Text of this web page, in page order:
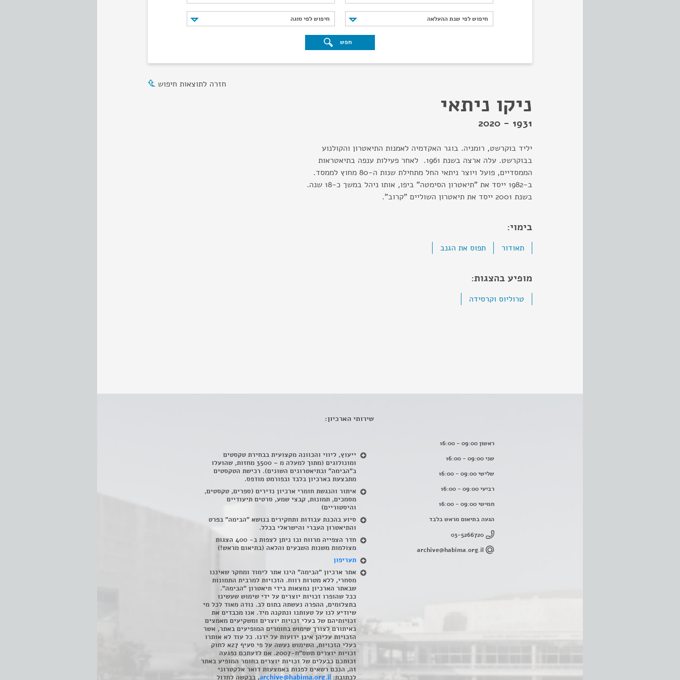
חיפוש לפי שנת ההעלאה
חיפוש לפי שנת ההעלאה חיפוש לפי סוגה
חיפוש לפי סוגה
חפש
חזרה לתוצאות חיפוש
ניקו ניתאי
1931 - 2020
יליד בוקרשט, רומניה. בוגר האקדמיה לאמנות התיאטרון והקולנוע
בבוקרשט. עלה ארצה בשנת 1961. לאחר פעילות ענפה בתיאטראות
הממסדיים, פועל ויוצר ניתאי החל מתחילת שנות ה-80 מחוץ לממסד.
ב-1982 ייסד את "תיאטרון הסימטה" ביפו, אותו ניהל במשך כ-18 שנה.
בשנת 2001 ייסד את תיאטרון השוליים "קרוב".
בימוי:
תאודור תפוס את הגנב
מופיע בהצגות:
טרוליוס וקרסידה
ראשון 09:00 - 16:00
שני 09:00 - 16:00
שלישי 09:00 - 16:00
רביעי 09:00 - 16:00
חמישי 09:00 - 16:00
הגעה בתיאום מראש בלבד
03-5266720
archive@habima.org.il
שירותי הארכיון:
ייעוץ, ליווי והכוונה מקצועית בבחירת טקסטים
ומונולוגים (מתוך למעלה מ – 3500 מחזות, שהועלו
ב"הבימה" ובתיאטרונים השונים). רכישת הטקסטים
מתבצעת בארכיון בלבד ובפורמט מודפס.
איתור והנגשת חומרי ארכיון נדירים (ספרים, טקסטים,
מסמכים, תמונות, קבצי שמע, סרטים תיעודיים
והיסטוריים)
סיוע בהכנת עבודות ותחקירים בנושא "הבימה" בפרט
והתיאטרון העברי והישראלי בכלל.
חדר הצפייה מרווח ובו ניתן לצפות ב- 400 הצגות
מצולמות משנות השבעים והלאה (בתיאום מראש!)
תעריפון
אתר ארכיון "הבימה" הינו אתר לימוד ומחקר שאיננו
מסחרי, ללא מטרות רווח. הזכויות למרבית התמונות
שבאתר הארכיון נמצאות בידי תיאטרון "הבימה".
ככל שהופרו זכויות יוצרים על ידי שימוש שעשינו
בתצלומים, ההפרה נעשתה בתום לב. נודה מאוד לכל מי
שיודיע לנו על טעותנו ונתקנה מיד. אנו מכבדים את
זכויותיהם של בעלי זכויות יוצרים ומשקיעים מאמצים
באיתורם לצורך שימוש בחומרים המופיעים באתר, אשר
הזכויות עליהן אינן ידועות על ידנו. כל עוד לא אותרו
בעלי הזכויות, השימוש נעשה על פי סעיף 27א לחוק
זכויות יוצרים תשס"ח-2007. אם לדעתכם נפגעה
זכותכם כבעלים של זכויות יוצרים בחומר המופיע באתר
זה, הנכם רשאים לפנות באמצעות דואר אלקטרוני
לכתובת: archive@habima.org.il, בבקשה לחדול